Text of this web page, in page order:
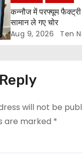
कन्नौज में परफ्यूम फैक्ट्री
सामान ले गए चोर
Aug 9, 2026 Ten
will not be
are marked *